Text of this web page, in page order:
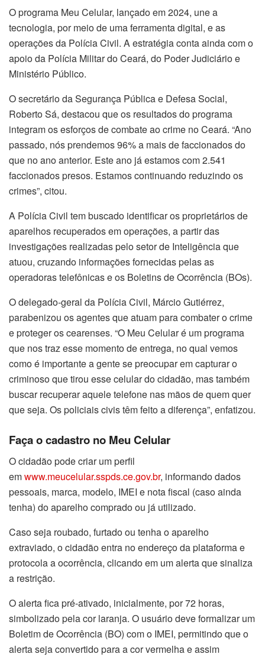
O programa Meu Celular, lançado em 2024, une a
tecnologia, por meio de uma ferramenta digital, e as
operações da Polícia Civil. A estratégia conta ainda com o
apoio da Polícia Militar do Ceará, do Poder Judiciário e
Ministério Público.
O secretário da Segurança Pública e Defesa Social,
Roberto Sá, destacou que os resultados do programa
integram os esforços de combate ao crime no Ceará. “Ano
passado, nós prendemos 96% a mais de faccionados do
que no ano anterior. Este ano já estamos com 2.541
faccionados presos. Estamos continuando reduzindo os
crimes”, citou.
A Polícia Civil tem buscado identificar os proprietários de
aparelhos recuperados em operações, a partir das
investigações realizadas pelo setor de Inteligência que
atuou, cruzando informações fornecidas pelas as
operadoras telefônicas e os Boletins de Ocorrência (BOs).
O delegado-geral da Polícia Civil, Márcio Gutiérrez,
parabenizou os agentes que atuam para combater o crime
e proteger os cearenses. “O Meu Celular é um programa
que nos traz esse momento de entrega, no qual vemos
como é importante a gente se preocupar em capturar o
criminoso que tirou esse celular do cidadão, mas também
buscar recuperar aquele telefone nas mãos de quem quer
que seja. Os policiais civis têm feito a diferença”, enfatizou.
Faça o cadastro no Meu Celular
O cidadão pode criar um perfil
emwww.meucelular.sspds.ce.gov.br, informando dados
pessoais, marca, modelo, IMEI e nota fiscal (caso ainda
tenha) do aparelho comprado ou já utilizado.
Caso seja roubado, furtado ou tenha o aparelho
extraviado, o cidadão entra no endereço da plataforma e
protocola a ocorrência, clicando em um alerta que sinaliza
a restrição.
O alerta fica pré-ativado, inicialmente, por 72 horas,
simbolizado pela cor laranja. O usuário deve formalizar um
Boletim de Ocorrência (BO) com o IMEI, permitindo que o
alerta seja convertido para a cor vermelha e assim